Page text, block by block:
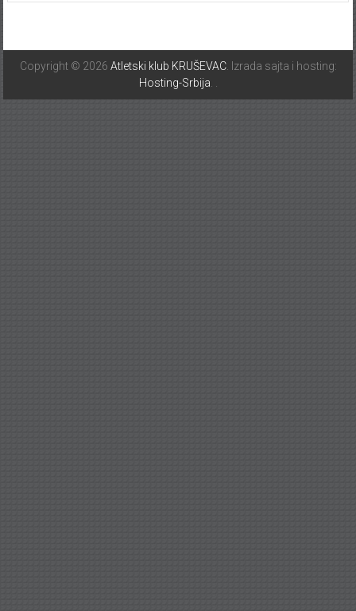
Copyright © 2026 Atletski klub KRUŠEVAC. Izrada sajta i hosting:
Hosting-Srbija